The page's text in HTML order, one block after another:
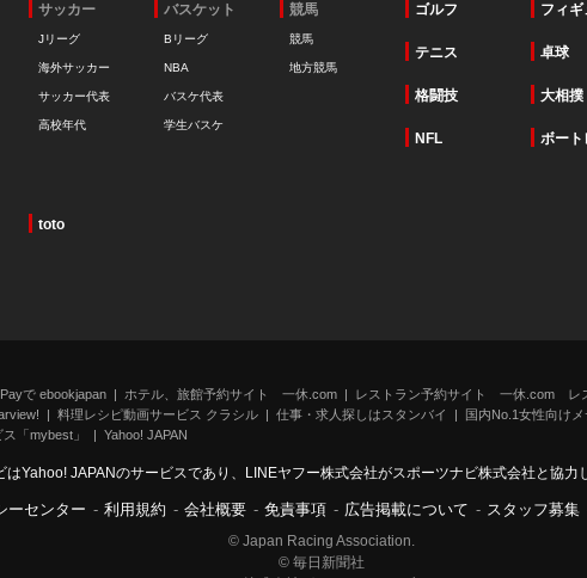
サッカー
Jリーグ
海外サッカー
サッカー代表
高校年代
バスケット
Bリーグ
NBA
バスケ代表
学生バスケ
競馬
競馬
地方競馬
ゴルフ フィギ
テニス 卓球
格闘技 大相撲
NFL ボート
toto
で ebookjapan
ホテル、旅館予約サイト 一休.com
レストラン予約サイト 一休.com レ
料理レシピ動画サービス クラシル 仕事・求人探しはスタンバイ
国内No.1女性向けメ
「mybest」
Yahoo! JAPAN
はYahoo! JAPANのサービスであり、LINEヤフー株式会社がスポーツナビ株式会社と協力
ーセンター - 利用規約 - 会社概要 - 免責事項 - 広告掲載について - スタッフ募集
© Japan Racing Association.
© 毎日新聞社